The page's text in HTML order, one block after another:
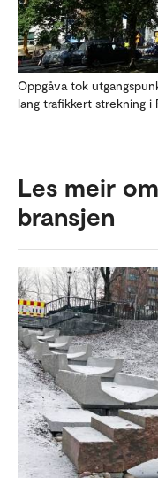
Oppgåva tok
lang trafikkert strekning
Les meir
bransjen